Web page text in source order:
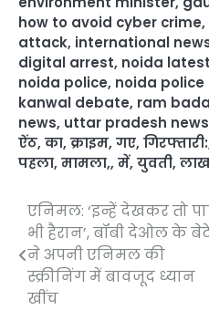
how to avoid cyber crime,
attack, international
digital arrest, noida
noida police, noida
kanwal debate, ram
news, uttar pradesh news
ऐंठ, का, क्राइम, गए, गिरफ्तारी:
पहला, मामला,, में, युवती,
Post
navigation
एनिमल: ‘इन्हें देखकर तो
भी हैरान’, बॉबी देओल के
ने अपनी एनिमल की
स्क्रीनिंग में बावजूद ध्यान
खींच